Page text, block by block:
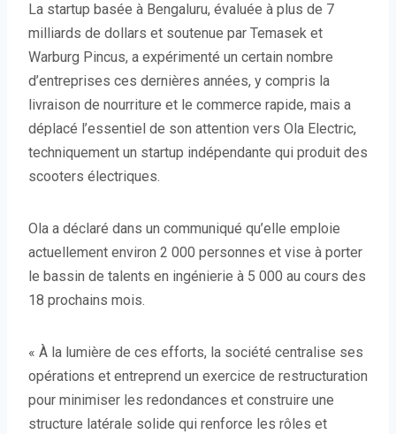
La startup basée à Bengaluru, évaluée à plus de 7
milliards de dollars et soutenue par Temasek et
Warburg Pincus, a expérimenté un certain nombre
d’entreprises ces dernières années, y compris la
livraison de nourriture et le commerce rapide, mais a
déplacé l’essentiel de son attention vers Ola Electric,
techniquement un startup indépendante qui produit des
scooters électriques.
Ola a déclaré dans un communiqué qu’elle emploie
actuellement environ 2 000 personnes et vise à porter
le bassin de talents en ingénierie à 5 000 au cours des
18 prochains mois.
« À la lumière de ces efforts, la société centralise ses
opérations et entreprend un exercice de restructuration
pour minimiser les redondances et construire une
structure latérale solide qui renforce les rôles et